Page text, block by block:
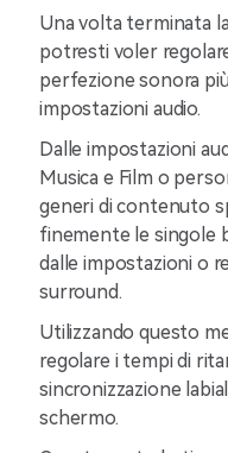
Una volta terminata
potresti voler
perfezione sonora
impostazioni audio.
Dalle impostazioni
Musica e Film o
generi di contenuto
finemente le singole
dalle impostazioni o
surround.
Utilizzando questo
regolare i tempi di
sincronizzazione
schermo.